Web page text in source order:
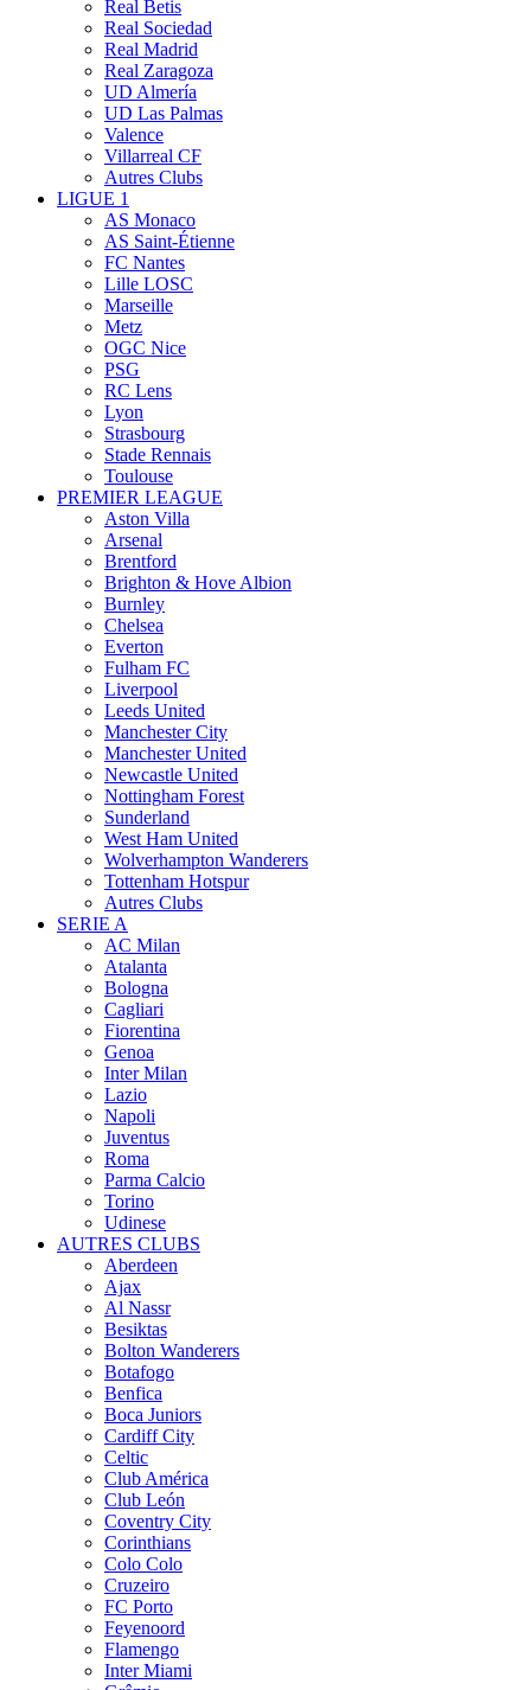
Real Betis
Real Sociedad
Real Madrid
Real Zaragoza
UD Almería
UD Las Palmas
Valence
Villarreal CF
Autres Clubs
LIGUE 1
AS Monaco
AS Saint-Étienne
FC Nantes
Lille LOSC
Marseille
Metz
OGC Nice
PSG
RC Lens
Lyon
Strasbourg
Stade Rennais
Toulouse
PREMIER LEAGUE
Aston Villa
Arsenal
Brentford
Brighton & Hove Albion
Burnley
Chelsea
Everton
Fulham FC
Liverpool
Leeds United
Manchester City
Manchester United
Newcastle United
Nottingham Forest
Sunderland
West Ham United
Wolverhampton Wanderers
Tottenham Hotspur
Autres Clubs
SERIE A
AC Milan
Atalanta
Bologna
Cagliari
Fiorentina
Genoa
Inter Milan
Lazio
Napoli
Juventus
Roma
Parma Calcio
Torino
Udinese
AUTRES CLUBS
Aberdeen
Ajax
Al Nassr
Besiktas
Bolton Wanderers
Botafogo
Benfica
Boca Juniors
Cardiff City
Celtic
Club América
Club León
Coventry City
Corinthians
Colo Colo
Cruzeiro
FC Porto
Feyenoord
Flamengo
Inter Miami